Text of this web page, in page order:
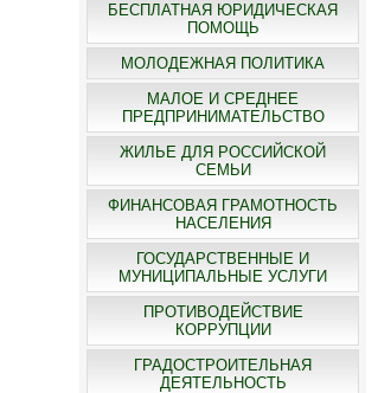
БЕСПЛАТНАЯ ЮРИДИЧЕСКАЯ
ПОМОЩЬ
МОЛОДЕЖНАЯ ПОЛИТИКА
МАЛОЕ И СРЕДНЕЕ
ПРЕДПРИНИМАТЕЛЬСТВО
ЖИЛЬЕ ДЛЯ РОССИЙСКОЙ
СЕМЬИ
ФИНАНСОВАЯ ГРАМОТНОСТЬ
НАСЕЛЕНИЯ
ГОСУДАРСТВЕННЫЕ И
МУНИЦИПАЛЬНЫЕ УСЛУГИ
ПРОТИВОДЕЙСТВИЕ
КОРРУПЦИИ
ГРАДОСТРОИТЕЛЬНАЯ
ДЕЯТЕЛЬНОСТЬ